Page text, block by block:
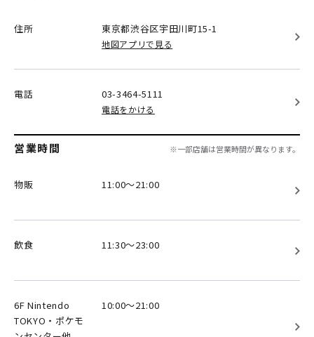
住所 東京都渋谷区宇田川町15-1
地図アプリで見る
電話 03-3464-5111
電話をかける
営業時間 ※一部店舗は営業時間が異なります。
物販 11:00～21:00
飲食 11:30～23:00
6F Nintendo
TOKYO・ポケモ
10:00～21:00